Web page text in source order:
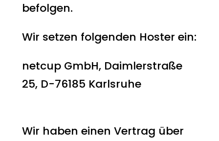
befolgen.
Wir setzen folgenden Hoster ein:
netcup GmbH, Daimlerstraße
25, D-76185 Karlsruhe
Wir haben einen Vertrag über